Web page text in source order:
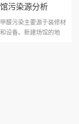
污染源分析
醛污染主要源于装修材
设备。新建场馆的地